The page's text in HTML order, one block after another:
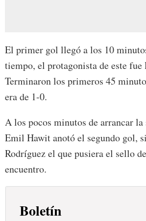
El primer gol llegó a los 10
tiempo, el protagonista de este fue
Terminaron los primeros 45
era de 1-0.
A los pocos minutos de arrancar la
Emil Hawit anotó el segundo gol,
Rodríguez el que pusiera el sello
encuentro.
Boletín